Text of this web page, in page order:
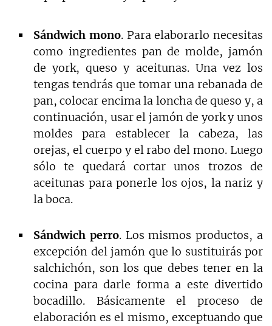
Sándwich mono. Para elaborarlo necesitas
como ingredientes pan de molde, jamón
de york, queso y aceitunas. Una vez los
tengas tendrás que tomar una rebanada de
pan, colocar encima la loncha de queso y, a
continuación, usar el jamón de york y unos
moldes para establecer la cabeza, las
orejas, el cuerpo y el rabo del mono. Luego
sólo te quedará cortar unos trozos de
aceitunas para ponerle los ojos, la nariz y
la boca.
Sándwich perro. Los mismos productos, a
excepción del jamón que lo sustituirás por
salchichón, son los que debes tener en la
cocina para darle forma a este divertido
bocadillo. Básicamente el proceso de
elaboración es el mismo, exceptuando que